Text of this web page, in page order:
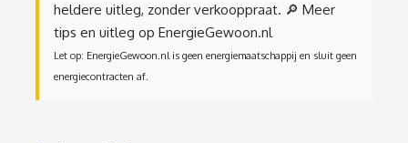
heldere uitleg, zonder verkooppraat. 🔎 Meer
tips en uitleg op EnergieGewoon.nl
Let op: EnergieGewoon.nl is geen energiemaatschappij en sluit geen
energiecontracten af.